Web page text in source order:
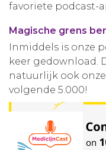
favoriete podcast-
Magische grens
Inmiddels is onze
keer gedownload.
natuurlijk ook
volgende 5.000!